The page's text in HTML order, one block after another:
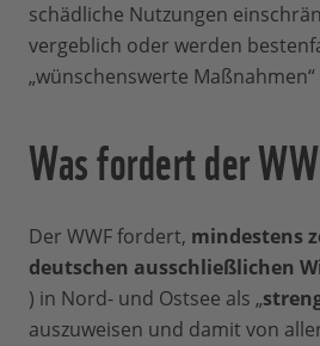
schädliche Nutzungen
vergeblich oder werden
„wünschenswerte
Was fordert der
Der WWF fordert, mindestens
deutschen ausschließlichen
) in Nord- und Ostsee als „
auszuweisen und damit von